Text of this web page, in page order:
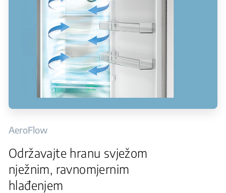
AeroFlow
Održavajte hranu svježom
nježnim, ravnomjernim
hlađenjem